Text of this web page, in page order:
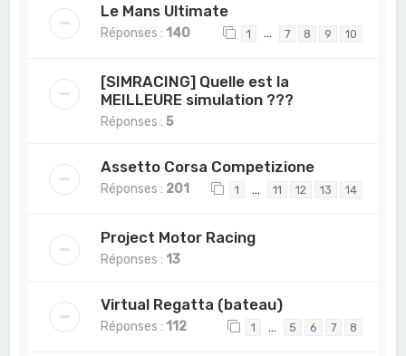
Le Mans Ultimate
Réponses : 140 1 … 7 8 9 10
[SIMRACING] Quelle est la
MEILLEURE simulation ???
Réponses :5
Assetto Corsa Competizione
Réponses : 201 1 … 11 12 13 14
Project Motor Racing
Réponses : 13
Virtual Regatta (bateau)
Réponses : 112 1 … 5 6 7 8